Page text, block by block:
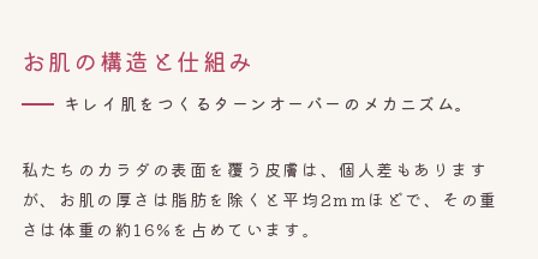
お肌の構造と仕組み
キレイ肌をつくるターンオーバーのメカニズム。
私たちのカラダの表面を覆う皮膚は、個人差もあります
が、お肌の厚さは脂肪を除くと平均2mmほどで、その重
さは体重の約16%を占めています。